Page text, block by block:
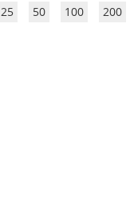
25 50 100 200